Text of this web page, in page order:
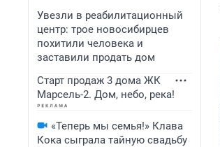
Увезли в реабилитационный
центр: трое новосибирцев
похитили человека и
заставили продать дом
Старт продаж 3 дома ЖК
Марсель-2. Дом, небо, река!
«Теперь мы семья!» Клава
Кока сыграла тайную свадьбу